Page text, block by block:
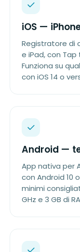
iOS —
Registratore di
e iPad, con
Funziona su
con iOS 14 o
Android —
App nativa per
con Android 10
minimi
GHz e 3 GB di